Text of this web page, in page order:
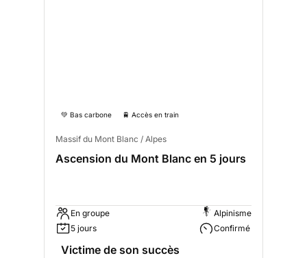
💚 Bas carbone 🚆 Accès en train
Massif du Mont Blanc / Alpes
Ascension du Mont Blanc en 5 jours
En groupe
5 jours
Alpinisme
Confirmé
Victime de son succès